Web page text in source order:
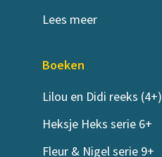
Lees meer
Boeken
Lilou en Didi reeks (4+)
Heksje Heks serie 6+
Fleur & Nigel serie 9+